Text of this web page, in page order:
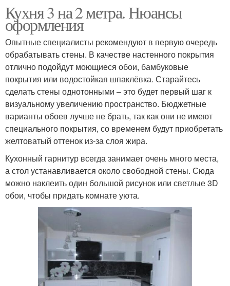
Кухня 3 на 2 метра. Нюансы
оформления
Опытные специалисты рекомендуют в первую очередь
обрабатывать стены. В качестве настенного покрытия
отлично подойдут моющиеся обои, бамбуковые
покрытия или водостойкая шпаклёвка. Старайтесь
сделать стены однотонными – это будет первый шаг к
визуальному увеличению пространство. Бюджетные
варианты обоев лучше не брать, так как они не имеют
специального покрытия, со временем будут приобретать
желтоватый оттенок из-за слоя жира.
Кухонный гарнитур всегда занимает очень много места,
а стол устанавливается около свободной стены. Сюда
можно наклеить один большой рисунок или светлые 3D
обои, чтобы придать комнате уюта.